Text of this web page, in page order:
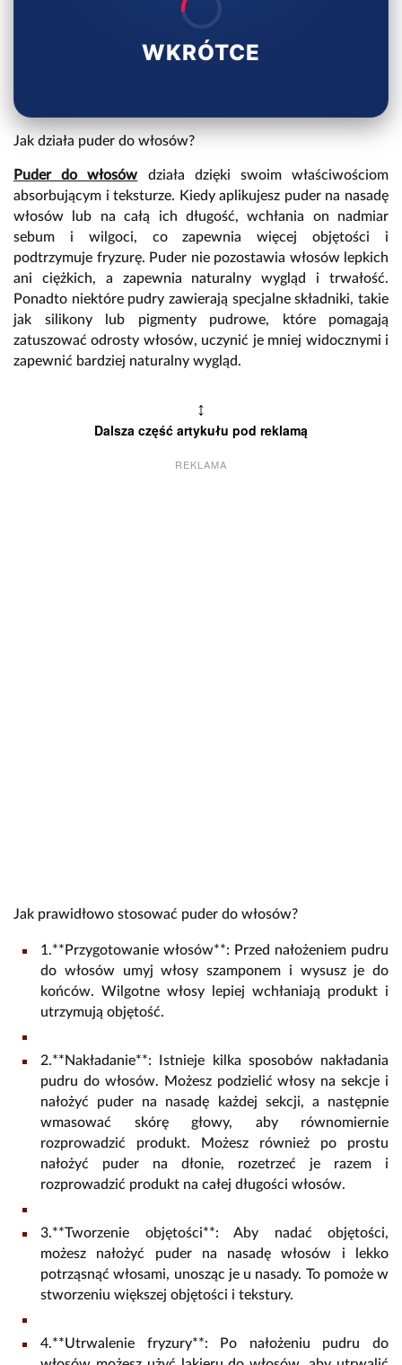
WKRÓTCE
Jak działa puder do włosów?
Puder do włosów działa dzięki swoim właściwościom
absorbującym i teksturze. Kiedy aplikujesz puder na nasadę
włosów lub na całą ich długość, wchłania on nadmiar
sebum i wilgoci, co zapewnia więcej objętości i
podtrzymuje fryzurę. Puder nie pozostawia włosów lepkich
ani ciężkich, a zapewnia naturalny wygląd i trwałość.
Ponadto niektóre pudry zawierają specjalne składniki, takie
jak silikony lub pigmenty pudrowe, które pomagają
zatuszować odrosty włosów, uczynić je mniej widocznymi i
zapewnić bardziej naturalny wygląd.
↕
Dalsza część artykułu pod reklamą
REKLAMA
Jak prawidłowo stosować puder do włosów?
1.**Przygotowanie włosów**: Przed nałożeniem pudru
do włosów umyj włosy szamponem i wysusz je do
końców. Wilgotne włosy lepiej wchłaniają produkt i
utrzymują objętość.
2.**Nakładanie**: Istnieje kilka sposobów nakładania
pudru do włosów. Możesz podzielić włosy na sekcje i
nałożyć puder na nasadę każdej sekcji, a następnie
wmasować skórę głowy, aby równomiernie
rozprowadzić produkt. Możesz również po prostu
nałożyć puder na dłonie, rozetrzeć je razem i
rozprowadzić produkt na całej długości włosów.
3.**Tworzenie objętości**: Aby nadać objętości,
możesz nałożyć puder na nasadę włosów i lekko
potrząsnąć włosami, unosząc je u nasady. To pomoże w
stworzeniu większej objętości i tekstury.
4.**Utrwalenie fryzury**: Po nałożeniu pudru do